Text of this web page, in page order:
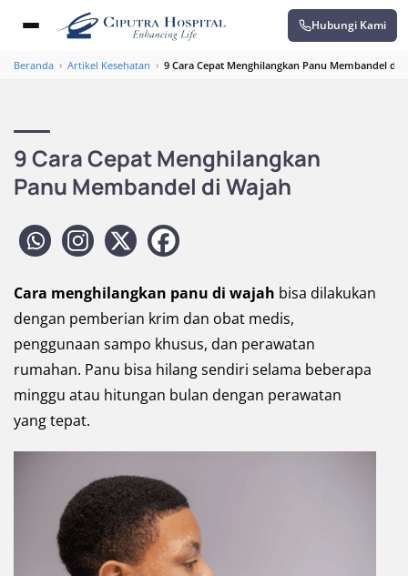
Hubungi Kami
Beranda › Artikel Kesehatan › 9 Cara Cepat Menghilangkan Panu Membandel di
9 Cara Cepat Menghilangkan
Panu Membandel di Wajah
Cara menghilangkan panu di wajah bisa dilakukan
dengan pemberian krim dan obat medis,
penggunaan sampo khusus, dan perawatan
rumahan. Panu bisa hilang sendiri selama beberapa
minggu atau hitungan bulan dengan perawatan
yang tepat.